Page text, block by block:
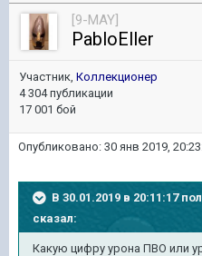
[9-MAY]
PabloEller
Участник, Коллекционер
4 304 публикации
17 001 бой
Опубликовано: 30 янв 2019,
В 30.01.2019 в 20:11:17
сказал:
Какую цифру урона ПВО или